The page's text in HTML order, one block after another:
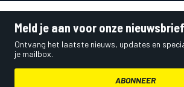
Meld je aan voor onze nieuwsbrief
Ontvang het laatste nieuws, updates en
je mailbox.
ABONNEER